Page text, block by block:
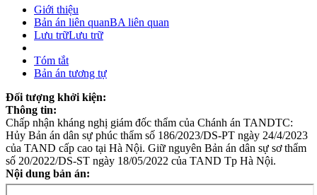
Giới thiệu
Bản án liên quanBA liên quan
Lưu trữLưu trữ
Tóm tắt
Bản án tương tự
Đối tượng khởi kiện:
Thông tin:
Chấp nhận kháng nghị giám đốc thẩm của Chánh án TANDTC:
Hủy Bản án dân sự phúc thẩm số 186/2023/DS-PT ngày 24/4/2023
của TAND cấp cao tại Hà Nội. Giữ nguyên Bản án dân sự sơ thẩm
số 20/2022/DS-ST ngày 18/05/2022 của TAND Tp Hà Nội.
Nội dung bản án: